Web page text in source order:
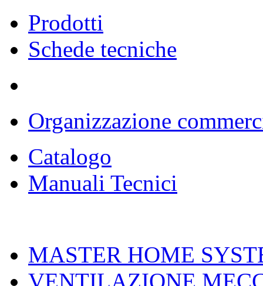
Prodotti
Schede tecniche
Organizzazione
Catalogo
Manuali Tecnici
MASTER HOME